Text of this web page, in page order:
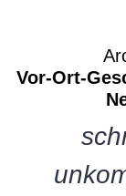
Vor-Ort-